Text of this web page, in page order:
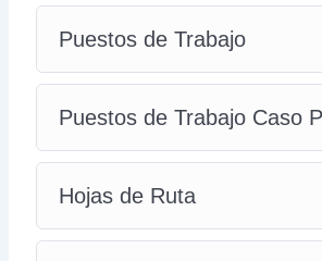
Puestos de Trabajo
Puestos de Trabajo Caso
Hojas de Ruta